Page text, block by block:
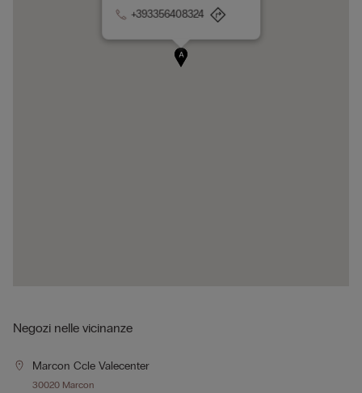
A
+393356408324
Negozi nelle vicinanze
Marcon Ccle Valecenter
30020 Marcon